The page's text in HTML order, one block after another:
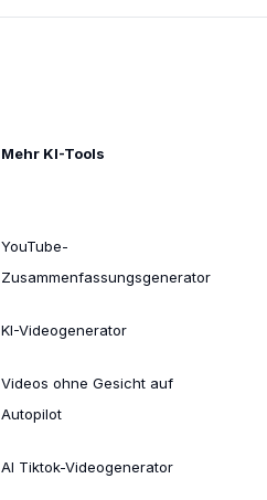
Mehr KI-Tools
YouTube-
Zusammenfassungsgenerator
KI-Videogenerator
Videos ohne Gesicht auf
Autopilot
AI Tiktok-Videogenerator